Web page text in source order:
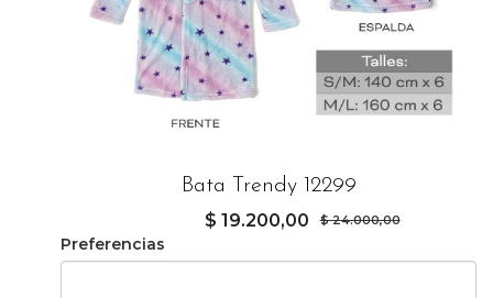
Bata Trendy 12299
$ 24.000,00
$ 19.200,00
Preferencias